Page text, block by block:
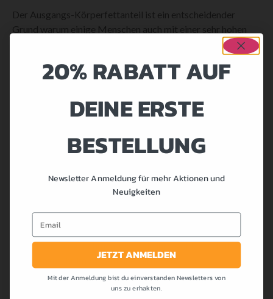
Der Ausgangs-Körperfettanteil ist ein entscheidender
Grund warum einige Menschen auch mit einer sehr hohen
Zufuhr von Kohlenhydraten umgehen können und dabei
gleichzeitig nicht noch hohe Mengen an Fett zu.
(Fettzellen). Der Körper bildet neue Fettzellen nur wenn er
Menschen die einen genauso niedrigen Körperfettanteil
Anzahl Fettzellen liegt höher, nur deren Volumen ist
geschrumpft. Eine definitive Elimination von neu gebildeten
Dies erklärt auch warum viele Menschen nach einer Diät
schnell wieder zunehmen, wenn sie ihre Kohlenhydrat- und
Kalorienzufuhr im Allgemeinen erhöhen.
THERMOGENESE
20% RABATT AUF
DEINE ERSTE
BESTELLUNG
Newsletter Anmeldung für mehr Aktionen und
Neuigkeiten
Email
JETZT ANMELDEN
Mit der Anmeldung bist du einverstanden Newsletters von
uns zu erhakten.